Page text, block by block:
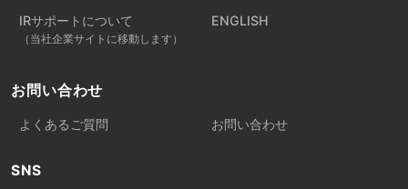
IRサポートについて
（当社企業サイトに移動します）
ENGLISH
お問い合わせ
よくあるご質問 お問い合わせ
SNS